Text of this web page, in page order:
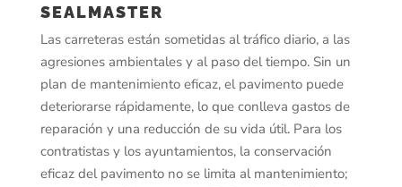
SEALMASTER
Las carreteras están sometidas al tráfico diario, a las
agresiones ambientales y al paso del tiempo. Sin un
plan de mantenimiento eficaz, el pavimento puede
deteriorarse rápidamente, lo que conlleva gastos de
reparación y una reducción de su vida útil. Para los
contratistas y los ayuntamientos, la conservación
eficaz del pavimento no se limita al mantenimiento;